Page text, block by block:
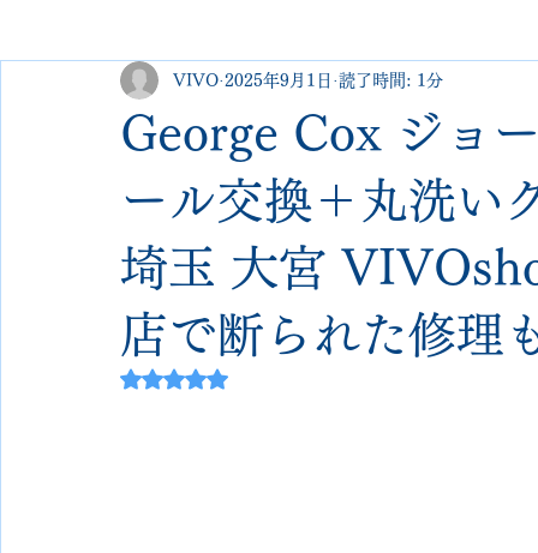
george cleverley Christian louboutin allen edmonds
jimmy choo クリーニング•撥水コーテ
edward green george cox hermes
crockett&jones
George Cox ジョ
ール交換＋丸洗い
埼玉 大宮
店で断られた修理
VIVO 2025年9月1日 読了時間: 1分
5つ星のうちNaNと評価されています。